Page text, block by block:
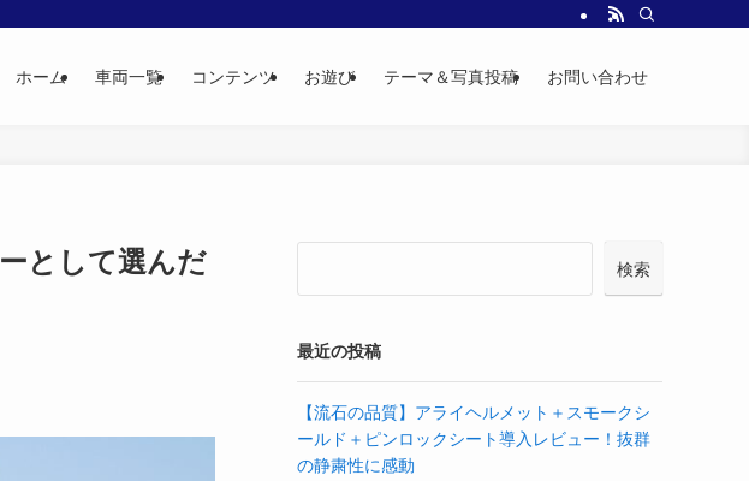
ホーム 車両一覧 コンテンツ お遊び テーマ＆写真投稿 お問い合わせ
として選んだ
検索
最近の投稿
【流石の品質】アライヘルメット＋スモークシ
ールド＋ピンロックシート導入レビュー！抜群
の静粛性に感動